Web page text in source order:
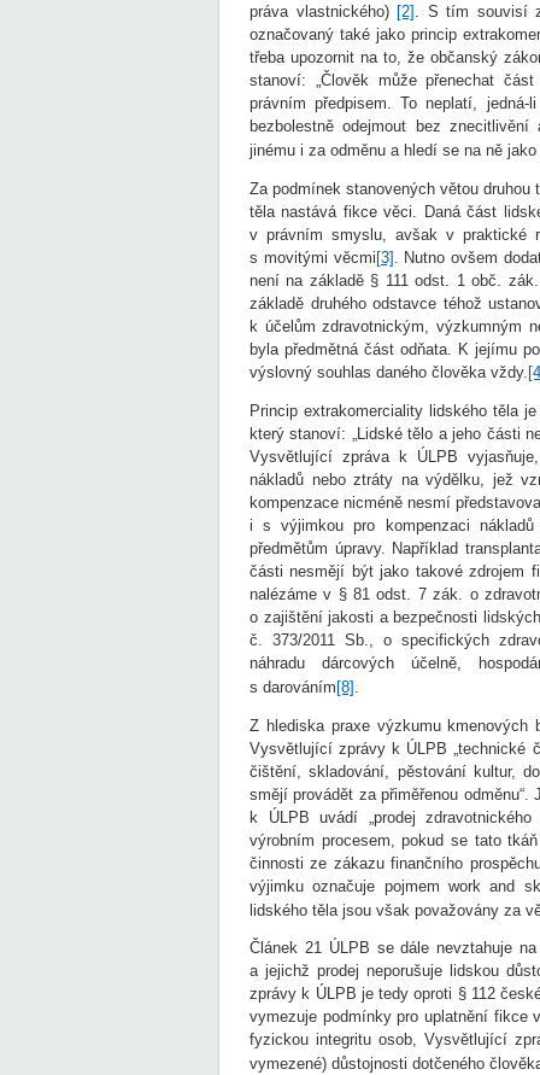
práva vlastnického) [2] . S tím souvisí
označovaný také jako princip
třeba upozornit na to, že občanský
stanoví: „Člověk může přenechat
právním předpisem. To neplatí,
bezbolestně odejmout bez
jinému i za odměnu a hledí se na ně
Za podmínek stanovených větou
těla nastává fikce věci. Daná část
v právním smyslu, avšak v praktické
s movitými věcmi [3]
. Nutno ovšem
není na základě § 111 odst. 1 obč.
základě druhého odstavce téhož
k účelům zdravotnickým, výzkumným
byla předmětná část odňata. K jejímu
výslovný souhlas daného člověka vždy.
Princip extrakomerciality lidského těla
který stanoví: „Lidské tělo a jeho části
Vysvětlující zpráva k ÚLPB
nákladů nebo ztráty na výdělku, jež
kompenzace nicméně nesmí
i s výjimkou pro kompenzaci
předmětům úpravy. Například
části nesmějí být jako takové zdrojem
nalézáme v § 81 odst. 7 zák. o
o zajištění jakosti a bezpečnosti
č. 373/2011 Sb., o specifických
náhradu dárcových účelně,
s darováním [8]
Z hlediska praxe výzkumu kmenových
Vysvětlující zprávy k ÚLPB „technické
čištění, skladování, pěstování kultur,
smějí provádět za přiměřenou
k ÚLPB uvádí „prodej
výrobním procesem, pokud se tato
činnosti ze zákazu finančního
výjimku označuje pojmem work and
lidského těla jsou však považovány za
Článek 21 ÚLPB se dále nevztahuje
a jejichž prodej neporušuje lidskou
zprávy k ÚLPB je tedy oproti § 112
vymezuje podmínky pro uplatnění fikce
fyzickou integritu osob, Vysvětlující
vymezené) důstojnosti dotčeného